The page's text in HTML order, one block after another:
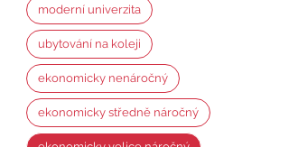
moderní univerzita
ubytování na koleji
ekonomicky nenáročný
ekonomicky středně náročný